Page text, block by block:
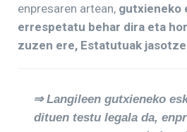
enpresaren artean, gutxieneko
errespetatu behar dira eta
zuzen ere, Estatutuak
⇒ Langileen gutxieneko
dituen testu legala da,